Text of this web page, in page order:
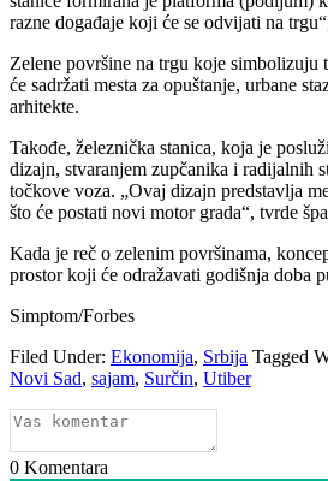
razne događaje koji će se odvijati na
Zelene površine na trgu koje simbolizuju
će sadržati mesta za opuštanje, urbane
arhitekte.
Takođe, železnička stanica, koja je
dizajn, stvaranjem zupčanika i radijalnih
točkove voza. „Ovaj dizajn predstavlja
što će postati novi motor grada“, tvrde
Kada je reč o zelenim površinama,
prostor koji će odražavati godišnja doba
Simptom/Forbes
Filed Under: Ekonomija, Srbija Tagged
Novi Sad, sajam, Surčin, Utiber
0 Komentara